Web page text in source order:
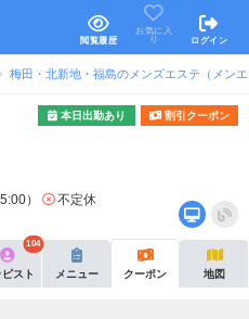
閲覧履歴
お気に入
り
ログイン
梅田・北新地・福島のメンズエステ（メン
本日出勤あり 割引クーポン
）
不定休
スト
104
メニュー クーポン 地図